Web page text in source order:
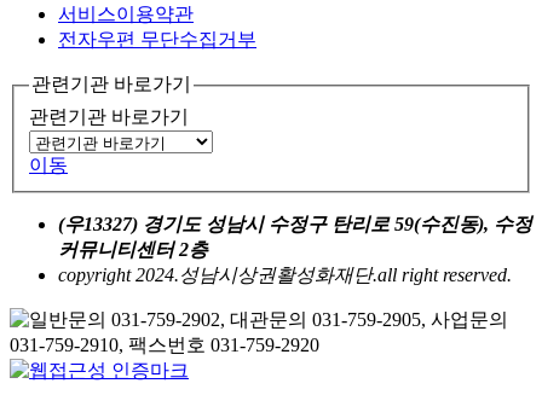
서비스이용약관
전자우편 무단수집거부
관련기관 바로가기
관련기관 바로가기
이동
(우13327) 경기도 성남시 수정구 탄리로 59(수진동), 수정
커뮤니티센터 2층
copyright 2024.성남시상권활성화재단.all right reserved.